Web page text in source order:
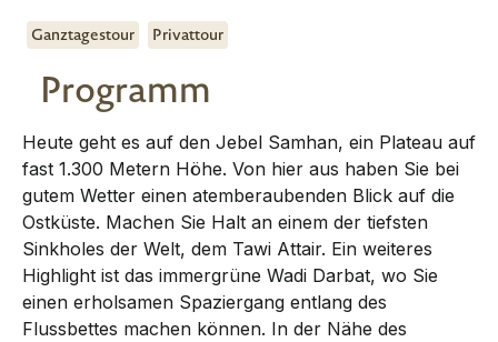
Ganztagestour Privattour
Programm
Heute geht es auf den Jebel Samhan, ein Plateau auf
fast 1.300 Metern Höhe. Von hier aus haben Sie bei
gutem Wetter einen atemberaubenden Blick auf die
Ostküste. Machen Sie Halt an einem der tiefsten
Sinkholes der Welt, dem Tawi Attair. Ein weiteres
Highlight ist das immergrüne Wadi Darbat, wo Sie
einen erholsamen Spaziergang entlang des
Flussbettes machen können. In der Nähe des